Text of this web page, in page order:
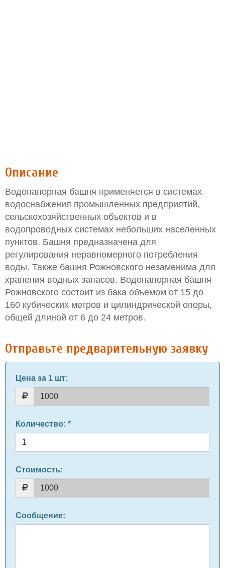
Описание
Водонапорная башня применяется в системах
водоснабжения промышленных предприятий,
сельскохозяйственных объектов и в
водопроводных системах небольших населенных
пунктов. Башня предназначена для
регулирования неравномерного потребления
воды. Также башня Рожновского незаменима для
хранения водных запасов. Водонапорная башня
Рожновского состоит из бака объемом от 15 до
160 кубических метров и цилиндрической опоры,
общей длиной от 6 до 24 метров.
Отправьте предварительную заявку
Цена за 1 шт:
Количество: *
Стоимость:
Сообщение: